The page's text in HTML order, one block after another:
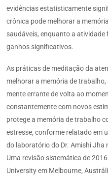
evidências estatisticamente
crônica pode melhorar a
saudáveis, enquanto a
ganhos significativos.
As práticas de meditação da
melhorar a memória de
mente errante de volta ao
constantemente com novos
protege a memória de trabalho
estresse, conforme relatado em
do laboratório do Dr. Amishi Jha
Uma revisão sistemática de
University em Melbourne,